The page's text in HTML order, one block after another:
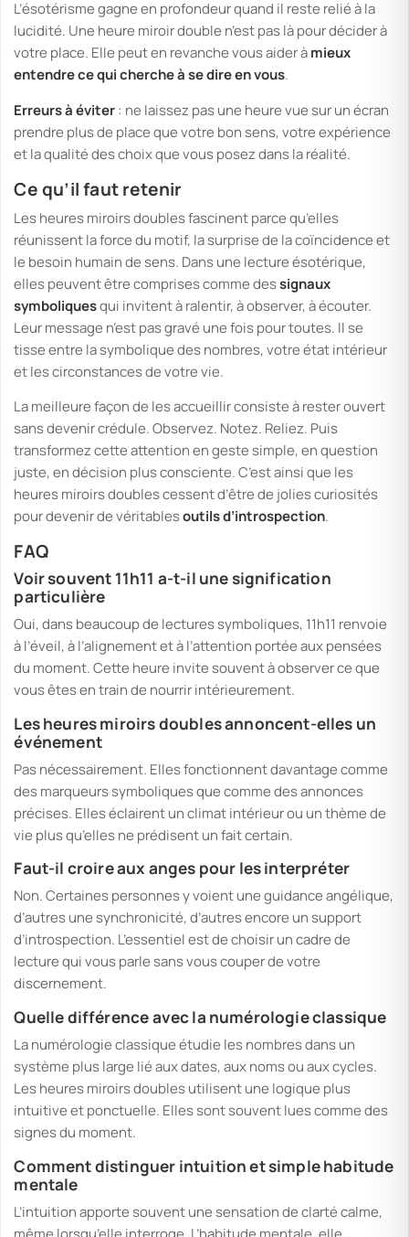
L’ésotérisme gagne en profondeur quand il reste relié à la
lucidité. Une heure miroir double n’est pas là pour décider à
votre place. Elle peut en revanche vous aider àmieux
entendre ce qui cherche à se dire en vous.
Erreurs à éviter: ne laissez pas une heure vue sur un écran
prendre plus de place que votre bon sens, votre expérience
et la qualité des choix que vous posez dans la réalité.
Ce qu’il faut retenir
Les heures miroirs doubles fascinent parce qu’elles
réunissent la force du motif, la surprise de la coïncidence et
le besoin humain de sens. Dans une lecture ésotérique,
elles peuvent être comprises comme dessignaux
symboliquesqui invitent à ralentir, à observer, à écouter.
Leur message n’est pas gravé une fois pour toutes. Il se
tisse entre la symbolique des nombres, votre état intérieur
et les circonstances de votre vie.
La meilleure façon de les accueillir consiste à rester ouvert
sans devenir crédule. Observez. Notez. Reliez. Puis
transformez cette attention en geste simple, en question
juste, en décision plus consciente. C’est ainsi que les
heures miroirs doubles cessent d’être de jolies curiosités
pour devenir de véritablesoutils d’introspection.
FAQ
Voir souvent 11h11 a-t-il une signification
particulière
Oui, dans beaucoup de lectures symboliques, 11h11 renvoie
à l’éveil, à l’alignement et à l’attention portée aux pensées
du moment. Cette heure invite souvent à observer ce que
vous êtes en train de nourrir intérieurement.
Les heures miroirs doubles annoncent-elles un
événement
Pas nécessairement. Elles fonctionnent davantage comme
des marqueurs symboliques que comme des annonces
précises. Elles éclairent un climat intérieur ou un thème de
vie plus qu’elles ne prédisent un fait certain.
Faut-il croire aux anges pour les interpréter
Non. Certaines personnes y voient une guidance angélique,
d’autres une synchronicité, d’autres encore un support
d’introspection. L’essentiel est de choisir un cadre de
lecture qui vous parle sans vous couper de votre
discernement.
Quelle différence avec la numérologie classique
La numérologie classique étudie les nombres dans un
système plus large lié aux dates, aux noms ou aux cycles.
Les heures miroirs doubles utilisent une logique plus
intuitive et ponctuelle. Elles sont souvent lues comme des
signes du moment.
Comment distinguer intuition et simple habitude
mentale
L’intuition apporte souvent une sensation de clarté calme,